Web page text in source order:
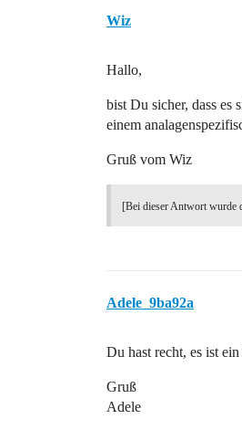
Wiz
Hallo,
bist Du sicher, dass es
einem
Gruß vom Wiz
[Bei dieser Antwort wurde
Adele_9ba92a
Du hast recht, es ist ein
Gruß
Adele